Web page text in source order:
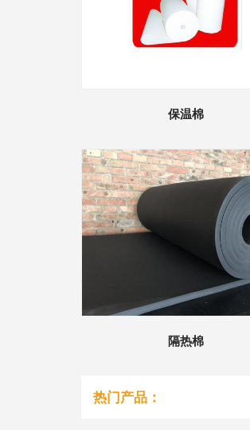
保温棉
隔热棉
热门产品：